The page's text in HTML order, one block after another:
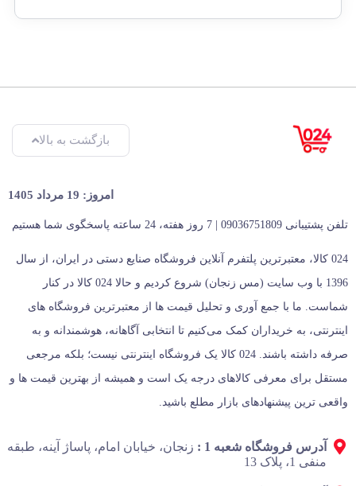
بازگشت به بالا
امروز: 19 مرداد 1405
تلفن پشتیبانی 09036751809 | 7 روز هفته، 24 ساعته پاسخگوی شما هستیم
024 کالا، معتبرترین پلتفرم آنلاین فروشگاه صنایع دستی در ایران، از سال
1396 با وب سایت (مس زنجان) شروع کردیم و حالا 024 کالا در کنار
شماست. ما با جمع‌ آوری و تحلیل قیمت‌ ها از معتبرترین فروشگاه‌ های
اینترنتی، به خریداران کمک می‌کنیم تا انتخابی آگاهانه، هوشمندانه و به‌
صرفه داشته باشند. 024 کالا یک فروشگاه اینترنتی نیست؛ بلکه مرجعی
مستقل برای معرفی کالاهای درجه یک است و همیشه از بهترین قیمت‌ ها و
واقعی‌ ترین پیشنهادهای بازار مطلع باشید.
آدرس فروشگاه شعبه 1 :
زنجان، خیابان امام، پاساژ آینه، طبقه
منفی 1، پلاک 13